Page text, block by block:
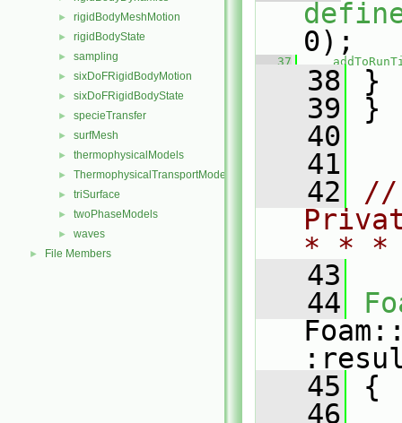
► rigidBodyMeshMotion
► rigidBodyState
► sampling
► sixDoFRigidBodyMotion
► sixDoFRigidBodyState
► specieTransfer
► surfMesh
► thermophysicalModels
► ThermophysicalTransportModels
► triSurface
► twoPhaseModels
► waves
► File Members
0);
   37
   38
}
   39
}
   40
   41
   42
//
* *
   43
   44
   45
{
   46